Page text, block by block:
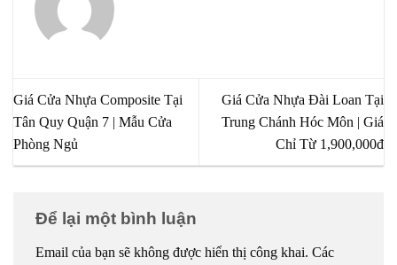
Giá Cửa Nhựa Composite Tại
Tân Quy Quận 7 | Mẫu Cửa
Phòng Ngủ
Giá Cửa Nhựa Đài Loan Tại
Trung Chánh Hóc Môn | Giá
Chỉ Từ 1,900,000đ
Để lại một bình luận
Email của bạn sẽ không được hiển thị công khai. Các